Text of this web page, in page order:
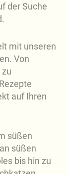
der Suche
mit unseren
Von
auf Ihren
süßen
süßen
bis hin zu